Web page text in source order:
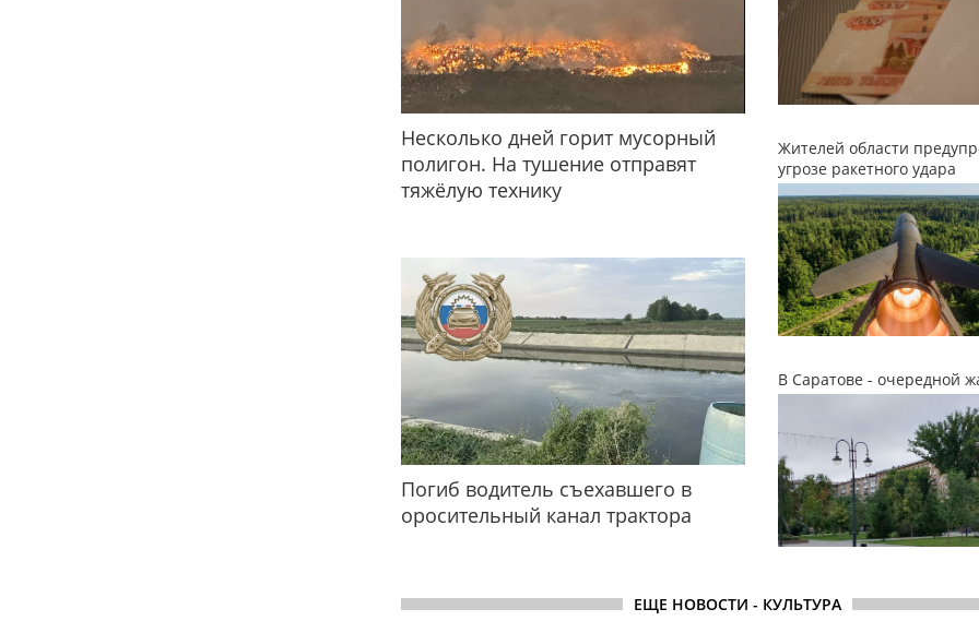
Несколько дней горит мусорный
полигон. На тушение отправят
тяжёлую технику
Погиб водитель съехавшего в
оросительный канал трактора
Жителей области
угрозе ракетного удара
В Саратове - очередной
ЕЩЕ НОВОСТИ - КУЛЬТУРА